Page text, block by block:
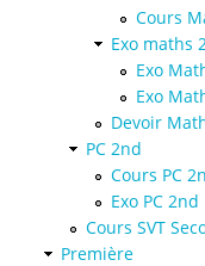
Cours
Exo maths
Exo
Exo
Devoir
PC 2nd
Cours PC
Exo PC 2nd
Cours SVT
Première